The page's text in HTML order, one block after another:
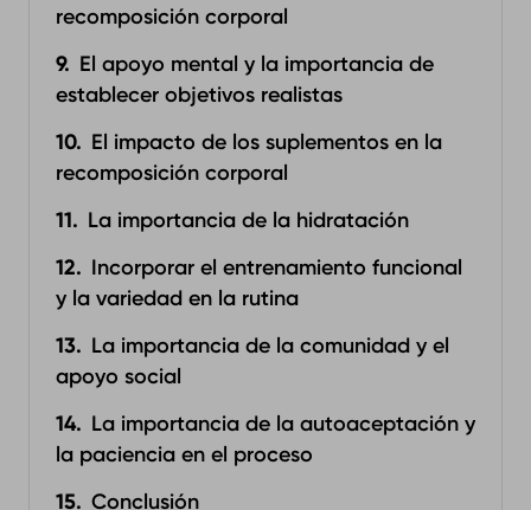
recomposición corporal
El apoyo mental y la importancia de
establecer objetivos realistas
El impacto de los suplementos en la
recomposición corporal
La importancia de la hidratación
Incorporar el entrenamiento funcional
y la variedad en la rutina
La importancia de la comunidad y el
apoyo social
La importancia de la autoaceptación y
la paciencia en el proceso
Conclusión